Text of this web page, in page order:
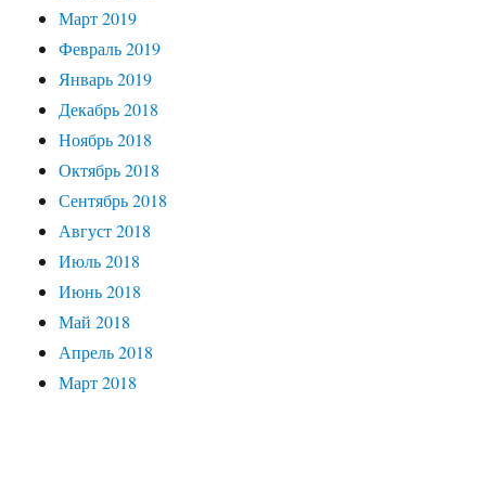
Март 2019
Февраль 2019
Январь 2019
Декабрь 2018
Ноябрь 2018
Октябрь 2018
Сентябрь 2018
Август 2018
Июль 2018
Июнь 2018
Май 2018
Апрель 2018
Март 2018